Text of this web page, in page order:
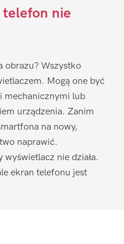
telefon nie
obrazu? Wszystko
Mogą one być
mechanicznymi lub
urządzenia. Zanim
na nowy,
naprawić.
nie działa.
ekran telefonu jest